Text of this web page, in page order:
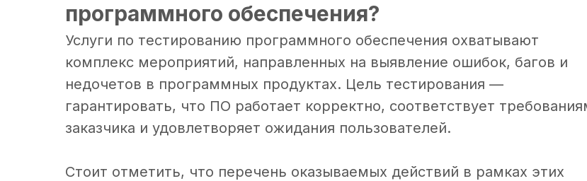
программного обеспечения?
Услуги по тестированию программного обеспечения охватывают
комплекс мероприятий, направленных на выявление ошибок, багов и
недочетов в программных продуктах. Цель тестирования —
гарантировать, что ПО работает корректно, соответствует
заказчика и удовлетворяет ожидания пользователей.
Стоит отметить, что перечень оказываемых действий в рамках этих